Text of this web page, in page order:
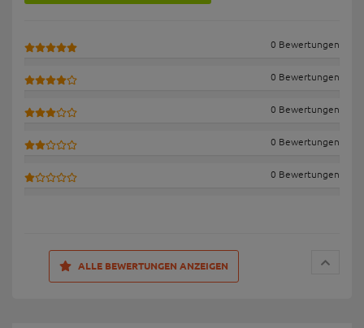
0 Bewertungen
0 Bewertungen
0 Bewertungen
0 Bewertungen
0 Bewertungen
ALLE BEWERTUNGEN ANZEIGEN